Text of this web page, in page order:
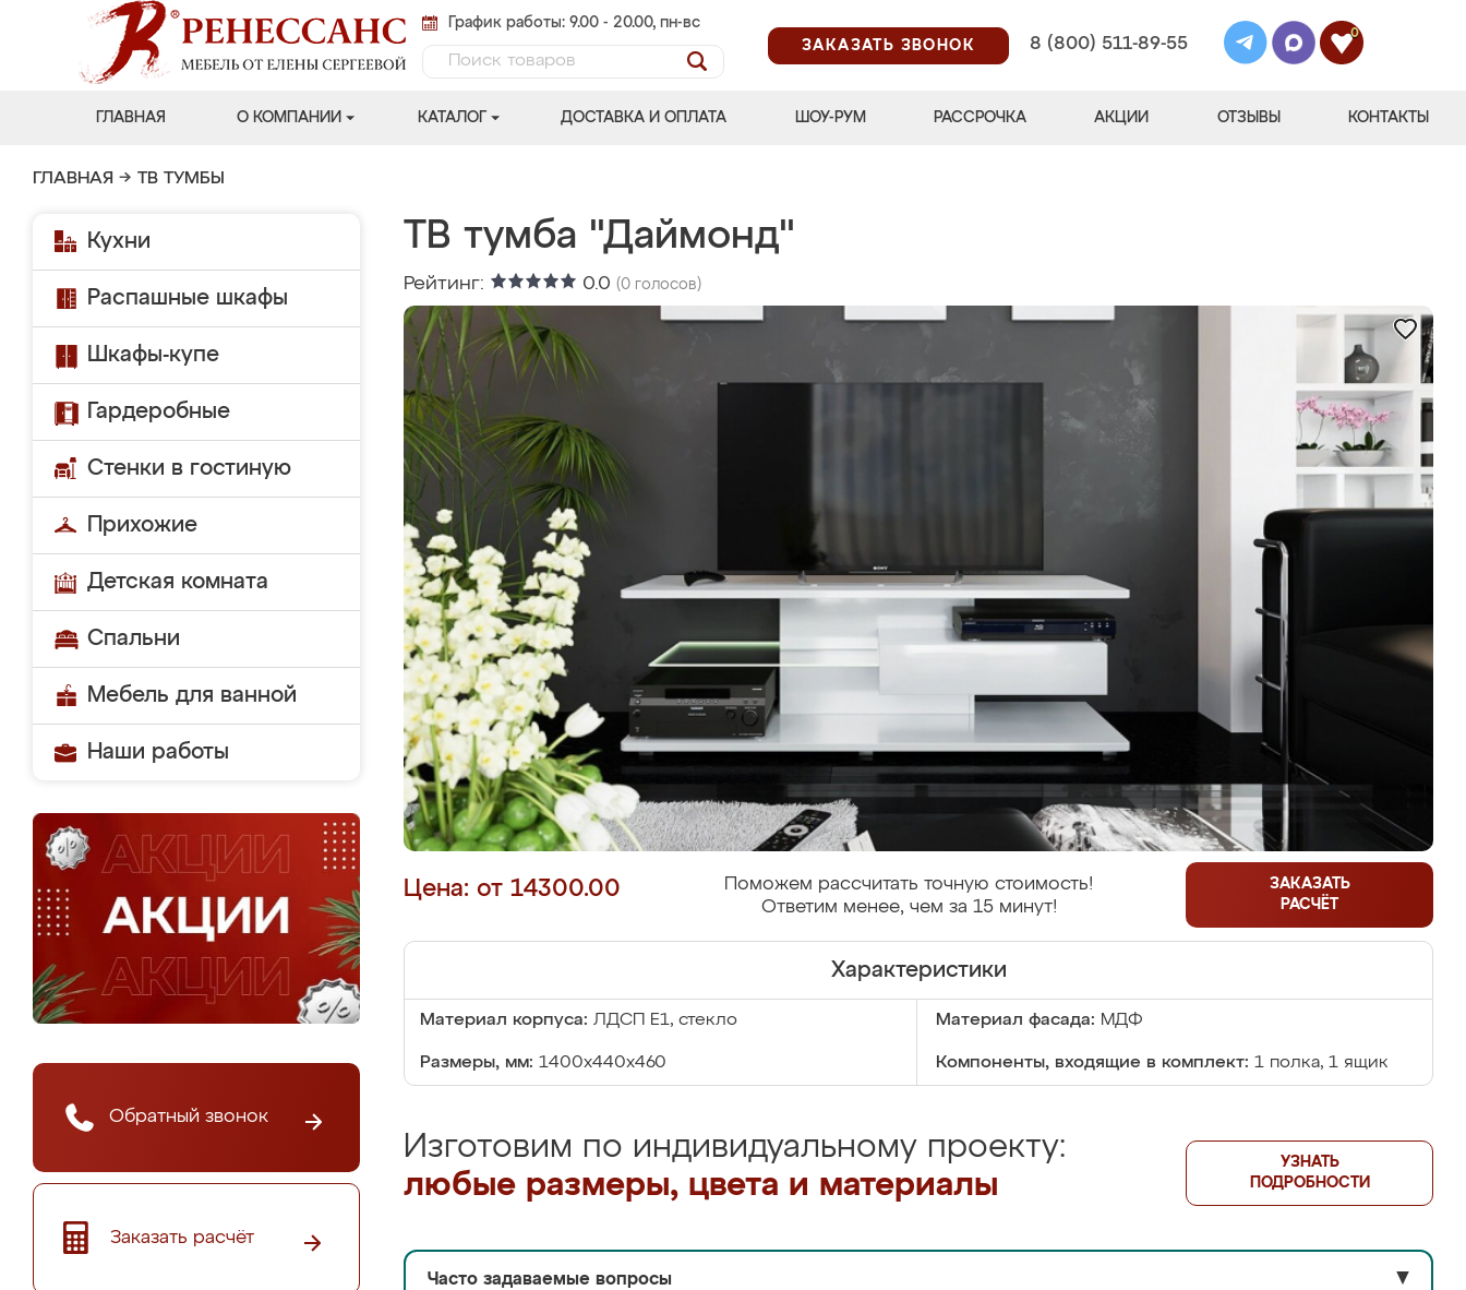
График работы: 9.00 - 20.00, пн-вс
ЗАКАЗАТЬ ЗВОНОК
8 (800) 511-89-55
0
ГЛАВНАЯ О КОМПАНИИ КАТАЛОГ ДОСТАВКА И ОПЛАТА ШОУ-РУМ РАССРОЧКА АКЦИИ ОТЗЫВЫ КОНТАКТЫ
ГЛАВНАЯ → ТВ ТУМБЫ
Кухни
Распашные шкафы
Шкафы-купе
Гардеробные
Стенки в гостиную
Прихожие
Детская комната
Спальни
Мебель для ванной
Наши работы
Обратный звонок
Заказать расчёт
ТВ тумба "Даймонд"
Рейтинг: 0.0 (0 голосов)
Цена: от 14300.00
Поможем рассчитать точную стоимость!
Ответим менее, чем за 15 минут!
ЗАКАЗАТЬ
РАСЧЁТ
Характеристики
Материал корпуса: ЛДСП Е1, стекло Материал фасада: МДФ
Размеры, мм: 1400x440x460 Компоненты, входящие в комплект: 1 полка, 1 ящик
Изготовим по индивидуальному проекту:
любые размеры, цвета и материалы
УЗНАТЬ
ПОДРОБНОСТИ
Часто задаваемые вопросы ▼